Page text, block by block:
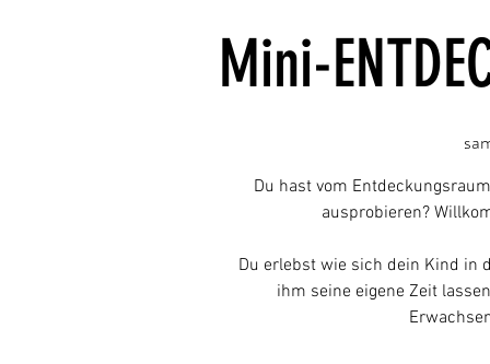
Mini-
Du hast vom
ausprobieren?
Du erlebst wie sich dein Kind in
ihm seine eigene Zeit